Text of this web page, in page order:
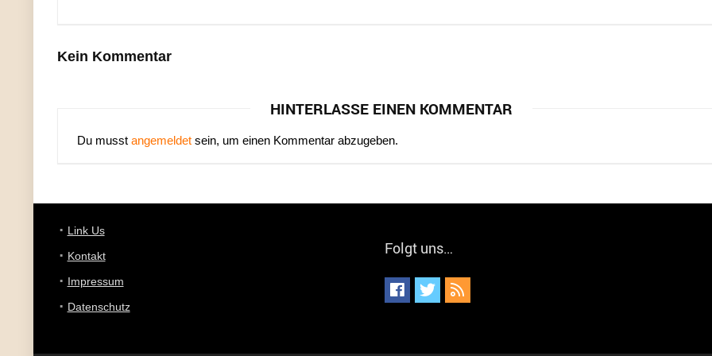
Kein Kommentar
HINTERLASSE EINEN KOMMENTAR
Du musst angemeldet sein, um einen Kommentar abzugeben.
Link Us
Kontakt
Impressum
Datenschutz
Folgt uns…